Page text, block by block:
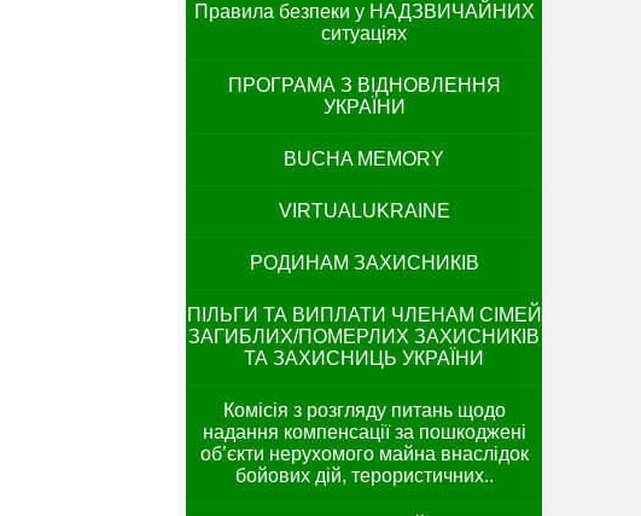
Правила безпеки у НАДЗВИЧАЙНИХ
ситуаціях
ПРОГРАМА З ВІДНОВЛЕННЯ
УКРАЇНИ
BUCHA MEMORY
VIRTUALUKRAINE
РОДИНАМ ЗАХИСНИКІВ
ПІЛЬГИ ТА ВИПЛАТИ ЧЛЕНАМ СІМЕЙ
ЗАГИБЛИХ/ПОМЕРЛИХ ЗАХИСНИКІВ
ТА ЗАХИСНИЦЬ УКРАЇНИ
Комісія з розгляду питань щодо
надання компенсації за пошкоджені
об’єкти нерухомого майна внаслідок
бойових дій, терористичних..